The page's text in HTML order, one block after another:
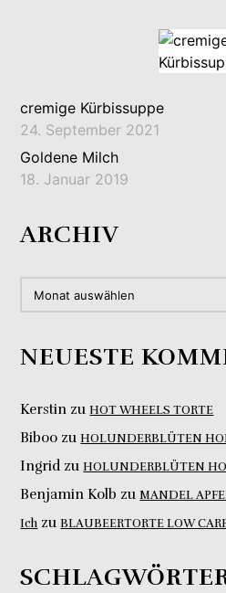
cremige Kürbissuppe
24. September 2021
Goldene Milch
18. Januar 2019
ARCHIV
NEUESTE
Kerstin zuHOT WHEELS TORTE
Biboo zuHOLUNDERBLÜTEN
IngridzuHOLUNDERBLÜTEN
Benjamin Kolb zuMANDEL
Ich zuBLAUBEERTORTE LOW